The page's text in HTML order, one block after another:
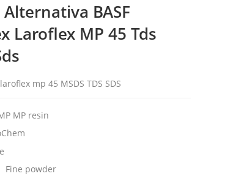
Alternativa BASF
Laroflex MP 45 Tds
mp 45 MSDS TDS SDS
MP resin
Fine powder